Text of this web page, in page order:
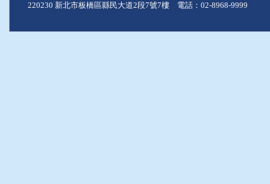
220230 新北市板橋區縣民大道2段7號7樓 電話：02-8968-9999